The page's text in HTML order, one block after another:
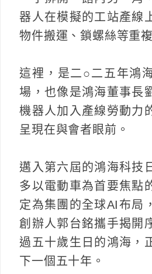
器人在模擬的工站產線
物件搬運、鎖螺絲等重
這裡，是二○二五年鴻
場，也像是鴻海董事長
機器人加入產線勞動力
呈現在與會者眼前。
邁入第六屆的鴻海科技
多以電動車為首要焦點
定為集團的全球AI布局
創辦人郭台銘攜手揭開
過五十歲生日的鴻海，
下一個五十年。